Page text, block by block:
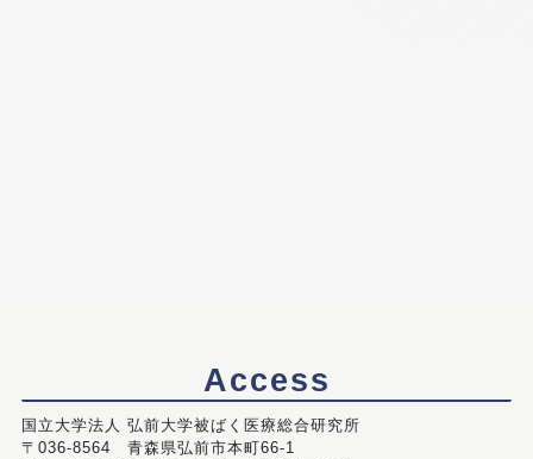
Access
国立大学法人 弘前大学被ばく医療総合研究所
〒036-8564 青森県弘前市本町66-1